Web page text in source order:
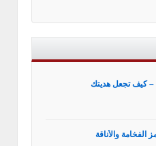
– كيف تجعل هديتك
الفخامة والأناقة